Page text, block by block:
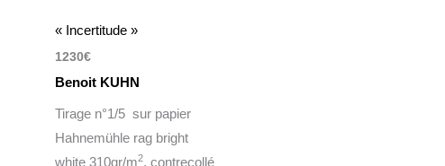
« Incertitude »
1230€
Benoit KUHN
Tirage n°1/5 sur papier
Hahnemühle rag bright
white 310gr/m2, contrecollé